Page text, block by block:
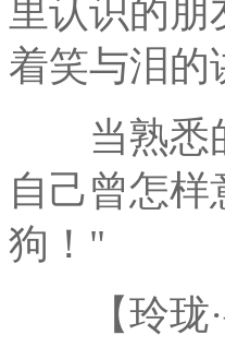
里认识的
着笑与泪的
当熟悉的
自己曾怎
狗！"
【玲珑·